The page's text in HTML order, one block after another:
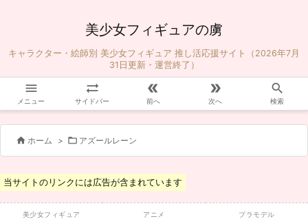
美少女フィギュアの虜
キャラクター・絵師別 美少女フィギュア 推し活応援サイト（2026年7月
31日更新・運営終了）

メニュー

サイドバー

前へ

次へ

検索
 ホーム >  アズールレーン
当サイトのリンクには広告が含まれています
美少女フィギュア アニメ プラモデル